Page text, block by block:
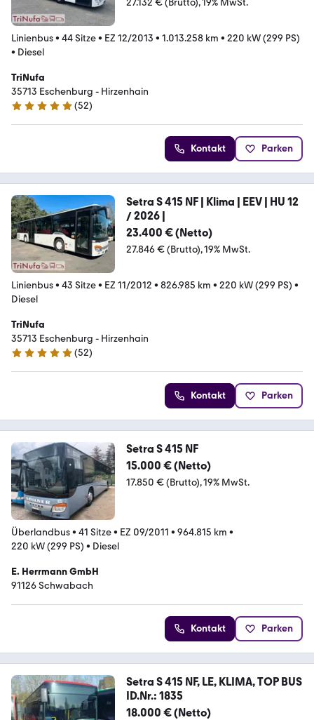
27.132 € (Brutto) 19% MwSt.
Linienbus• 44 Sitze• EZ 12/2013 • 1.013.258 km • 220 kW (299 PS)
• Diesel
TriNufa
35713 Eschenburg - Hirzenhain
5 Sterne
(52)
Kontakt Parken
Setra S 415 NF | Klima | EEV | HU 12
/ 2026 |
23.400 € (Netto)
27.846 € (Brutto) 19% MwSt.
Linienbus• 43 Sitze• EZ 11/2012 • 826.985 km • 220 kW (299 PS) •
Diesel
TriNufa
35713 Eschenburg - Hirzenhain
5 Sterne
(52)
Kontakt Parken
Setra S 415 NF
15.000 € (Netto)
17.850 € (Brutto) 19% MwSt.
Überlandbus• 41 Sitze• EZ 09/2011 • 964.815 km •
220 kW (299 PS) • Diesel
E. Herrmann GmbH
91126 Schwabach
Kontakt Parken
Setra S 415 NF, LE, KLIMA, TOP BUS
ID.Nr.: 1835
18.000 € (Netto)